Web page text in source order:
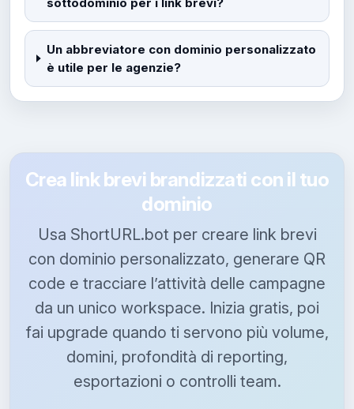
Un abbreviatore con dominio personalizzato
è utile per le agenzie?
Crea link brevi brandizzati con il tuo
dominio
Usa ShortURL.bot per creare link brevi
con dominio personalizzato, generare QR
code e tracciare l’attività delle campagne
da un unico workspace. Inizia gratis, poi
fai upgrade quando ti servono più volume,
domini, profondità di reporting,
esportazioni o controlli team.